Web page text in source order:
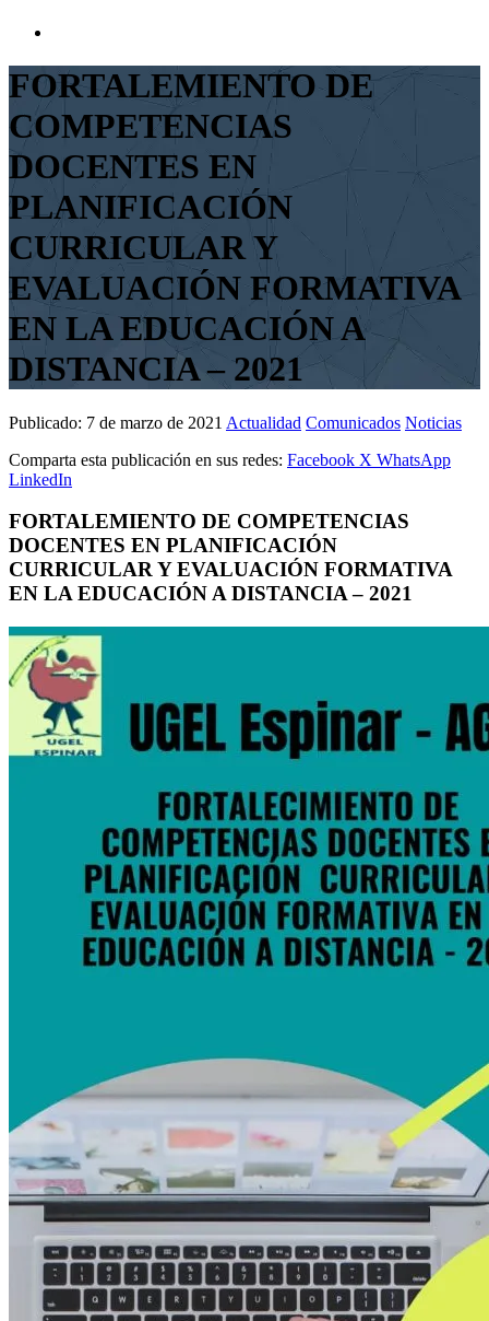
FORTALEMIENTO DE
COMPETENCIAS
DOCENTES EN
PLANIFICACIÓN
CURRICULAR Y
EVALUACIÓN FORMATIVA
EN LA EDUCACIÓN A
DISTANCIA – 2021
Publicado: 7 de marzo de 2021 Actualidad Comunicados Noticias
Comparta esta publicación en sus redes: Facebook X WhatsApp
LinkedIn
FORTALEMIENTO DE COMPETENCIAS
DOCENTES EN PLANIFICACIÓN
CURRICULAR Y EVALUACIÓN FORMATIVA
EN LA EDUCACIÓN A DISTANCIA – 2021